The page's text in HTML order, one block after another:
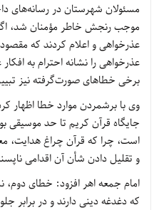
مسئولان شهرستان در رسانه‌های
موجب رنجش خاطر مؤمنان شد،
عذرخواهی و اعلام کردند که
عذرخواهی را نشانه احترام به
برخی خطاهای صورت‌گرفته نیز
وی با برشمردن موارد خطا اظهار
جایگاه قرآن کریم تا حد موسیقی
است، چرا که قرآن چراغ هدایت،
و تقلیل دادن شأن آن اقدامی
امام جمعه اهر افزود: خطای دوم،
که دغدغه دینی دارند و در